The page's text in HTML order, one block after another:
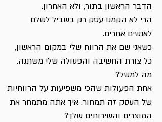
הדבר הראשון בתור, ולא האחרון.
הרי לא הקמנו עסק רק בשביל לשלם
לאנשים אחרים.
כשאני שם את הרווח שלי במקום הראשון,
כל צורת החשיבה והפעולה שלי משתנה.
מה למשל?
אחת הפעולות שהכי משפיעות על הרווחיות
של העסק זה תמחור. איך אתה מתמחר את
המוצרים והשירותים שלך?